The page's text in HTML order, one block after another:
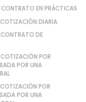
EN PRÁCTICAS
DIARIA
DE
POR
POR UNA
POR
POR UNA